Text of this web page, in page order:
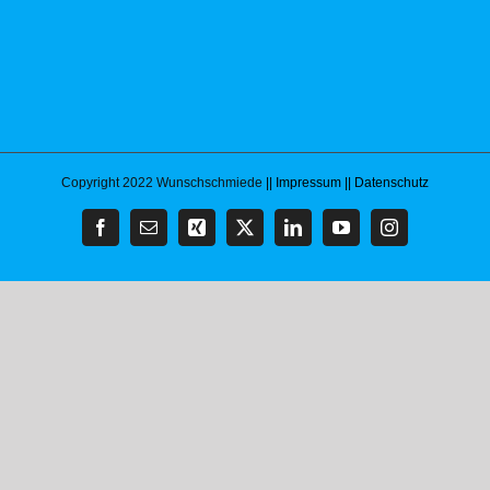
Copyright 2022 Wunschschmiede || Impressum || Datenschutz
Facebook
E-
Mail
Xing X LinkedInYouTubeInstagram